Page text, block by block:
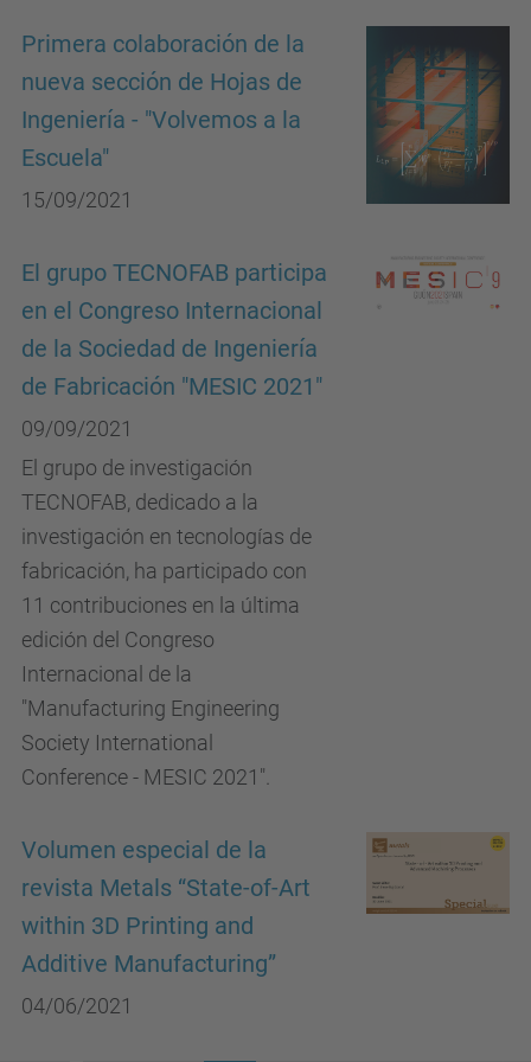
Primera colaboración de la
nueva sección de Hojas de
Ingeniería - "Volvemos a la
Escuela"
15/09/2021
El grupo TECNOFAB participa
en el Congreso Internacional
de la Sociedad de Ingeniería
de Fabricación "MESIC 2021"
09/09/2021
El grupo de investigación
TECNOFAB, dedicado a la
investigación en tecnologías de
fabricación, ha participado con
11 contribuciones en la última
edición del Congreso
Internacional de la
"Manufacturing Engineering
Society International
Conference - MESIC 2021".
Volumen especial de la
revista Metals “State-of-Art
within 3D Printing and
Additive Manufacturing”
04/06/2021